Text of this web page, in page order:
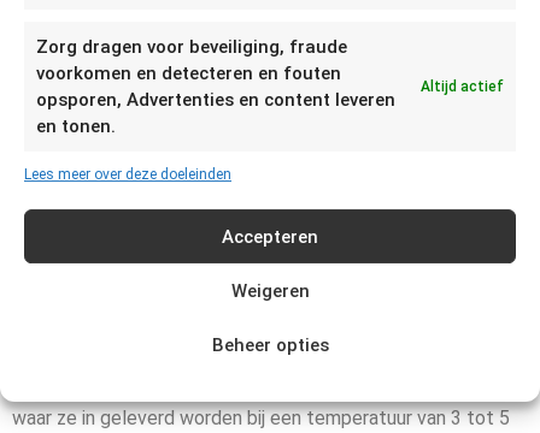
Zorg dragen voor beveiliging, fraude
voorkomen en detecteren en fouten
opsporen, Advertenties en content leveren
en tonen.
Altijd actief
Lees meer over deze doeleinden
Accepteren
Weigeren
Beheer opties
De beste manier om vast te stellen is door te zien of ruiken
bij geopende oesters. Als de oester sterk naar (rotte) vis
ruikt of er slecht uitziet moet je deze laten liggen. Als de
oester nog in de schelp zit, hoort deze altijd dicht te zitten.
schelp dan dicht gaat is de oester geschikt voor
consumptie. Als de schelp open blijft staan, is de oester niet
Hoe lang kun je oesters
waar ze in geleverd worden bij een temperatuur van 3 tot 5